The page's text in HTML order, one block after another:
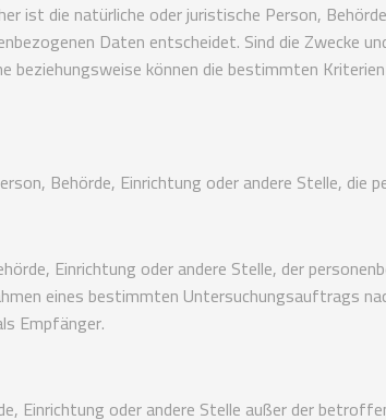
ist die natürliche oder juristische Person,
Daten entscheidet. Sind die Zwecke
können die bestimmten
Behörde, Einrichtung oder andere Stelle,
Einrichtung oder andere Stelle, der
eines bestimmten Untersuchungsauftrags
Empfänger.
Einrichtung oder andere Stelle außer der